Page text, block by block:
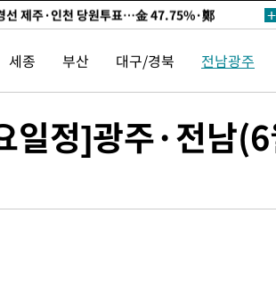
코 이적 기뻐…등번호 7번 의미보단 팀 위해 뛸
더위'…동해안 시간당 30㎜ '강한 비'[내일날씨]
님이 원하는 마음 느꼈고, 많은 트로피 원해 아틀
명 늘어…누적 환자 3000명 돌파
산삼 9뿌리 발견…감정가 1.3억원
다 실종 60대, 닷새 만에 숨진 채 발견
안게임서 '홈팀' 일본과 한일전
터보트 전복…1명 사망·1명 실종
세종 부산 대구/경북 전남광주
일정]광주·전남